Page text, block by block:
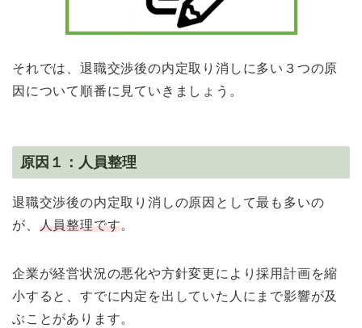
それでは、退職交渉後の内定取り消しに多い３つの原
因について順番に見ていきましょう。
原因１：人員整理
退職交渉後の内定取り消しの原因として最も多いの
が、 人員整理です。
企業が経営状況の悪化や方針変更により採用計画を縮
小すると、すでに内定を出していた人にまで影響が及
ぶことがあります。